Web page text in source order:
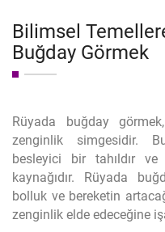
Bilimsel
Buğday Görmek
Rüyada buğday
zenginlik simgesidir.
besleyici bir tahıldır
kaynağıdır. Rüyada
bolluk ve bereketin
zenginlik elde edeceğine